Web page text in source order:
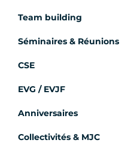
Team building
Séminaires & Réunions
CSE
EVG / EVJF
Anniversaires
Collectivités & MJC